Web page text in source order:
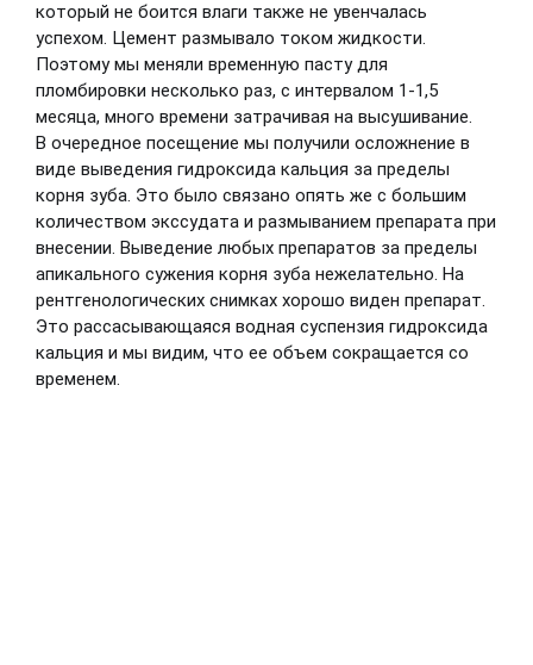
который не боится влаги также не увенчалась
успехом. Цемент размывало током жидкости.
Поэтому мы меняли временную пасту для
пломбировки несколько раз, с интервалом 1-1,5
месяца, много времени затрачивая на высушивание.
В очередное посещение мы получили осложнение в
виде выведения гидроксида кальция за пределы
корня зуба. Это было связано опять же с большим
количеством экссудата и размыванием препарата при
внесении. Выведение любых препаратов за пределы
апикального сужения корня зуба нежелательно. На
рентгенологических снимках хорошо виден препарат.
Это рассасывающаяся водная суспензия гидроксида
кальция и мы видим, что ее объем сокращается со
временем.